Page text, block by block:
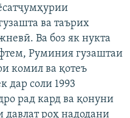
ва таърих
Ва боз як нукта
Руминия гузаштаи
комил ва қотеъ
дар соли 1993
рад кард ва қонуни
давлат роҳ надодани